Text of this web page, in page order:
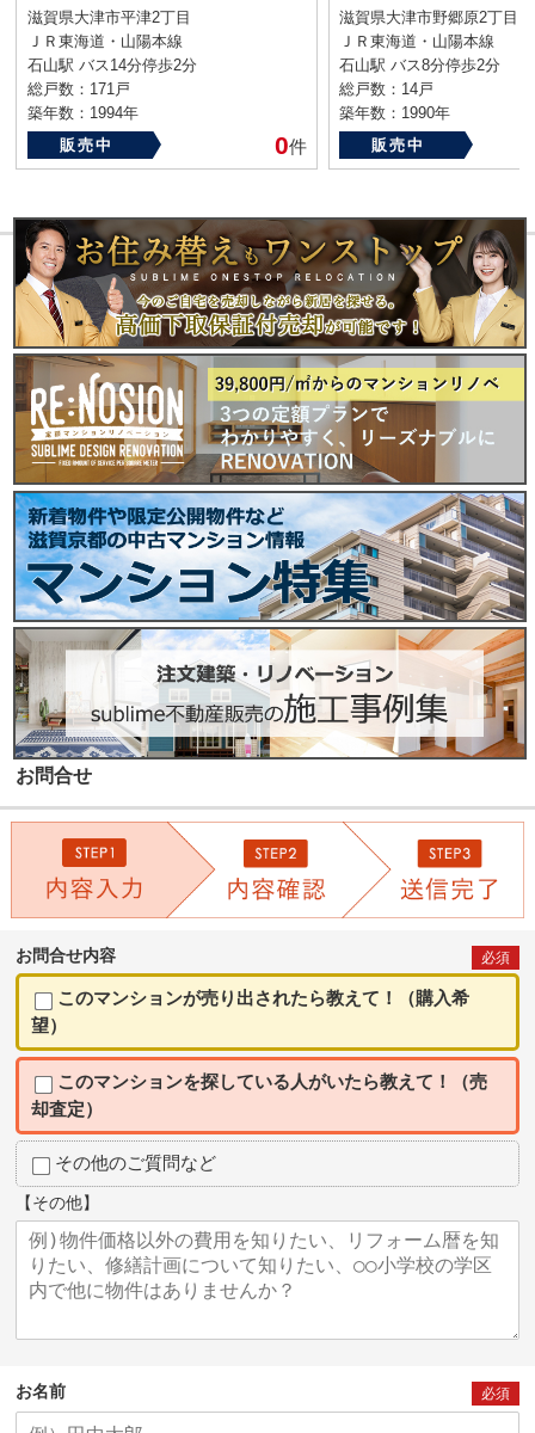
滋賀県大津市平津2丁目
ＪＲ東海道・山陽本線
石山駅 バス14分停歩2分
総戸数：171戸
築年数：1994年
販売中
0件
滋賀県大津市野郷原2丁目
ＪＲ東海道・山陽本線
石山駅 バス8分停歩2分
総戸数：14戸
築年数：1990年
販売中
お問合せ
お問合せ内容 必須
このマンションが売り出されたら教えて！（購入希
望）
このマンションを探している人がいたら教えて！（売
却査定）
その他のご質問など
【その他】
お名前 必須